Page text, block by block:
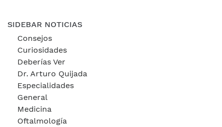
SIDEBAR NOTICIAS
Consejos
Curiosidades
Deberías Ver
Dr. Arturo Quijada
Especialidades
General
Medicina
Oftalmología